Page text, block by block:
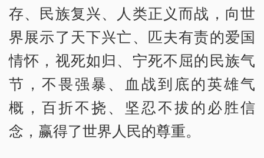
存、民族复兴、人类正义而战，向世
界展示了天下兴亡、匹夫有责的爱国
情怀，视死如归、宁死不屈的民族气
节，不畏强暴、血战到底的英雄气
概，百折不挠、坚忍不拔的必胜信
念，赢得了世界人民的尊重。